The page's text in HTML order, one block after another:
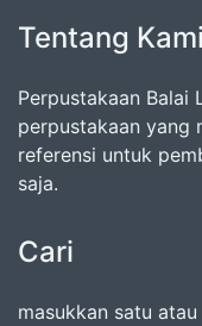
Tentang Kami
Perpustakaan Balai
perpustakaan yang
referensi untuk
saja.
Cari
masukkan satu